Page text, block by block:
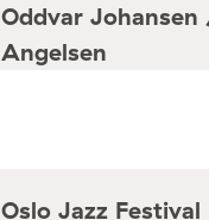
Oddvar
Angelsen
Oslo Jazz Festival